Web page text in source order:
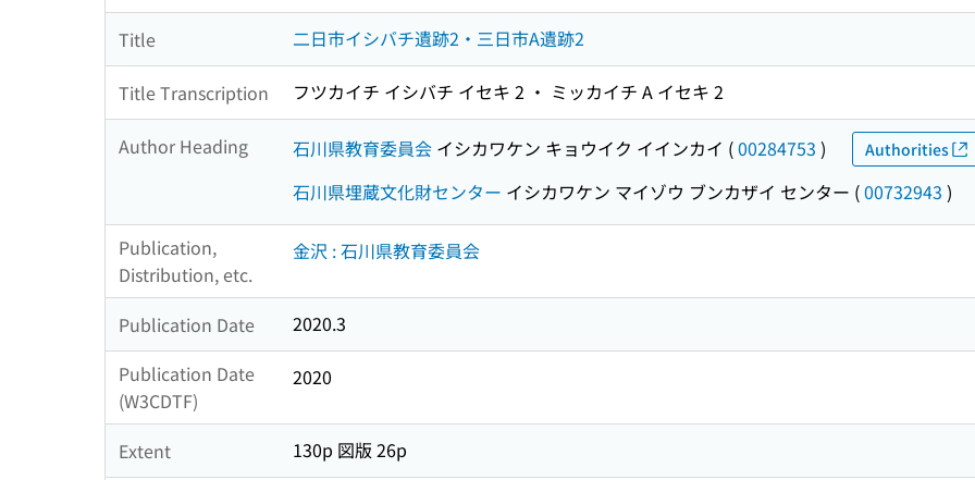
Title 二日市イシバチ遺跡2・三日市A遺跡2
Title Transcription フツカイチ イシバチ イセキ 2 ・ ミッカイチ A イセキ 2
Author Heading 石川県教育委員会 イシカワケン キョウイク イインカイ (00284753 ) Authorities
石川県埋蔵文化財センター イシカワケン マイゾウ ブンカザイ センター (00732943 )
Publication,
Distribution, etc.
金沢 : 石川県教育委員会
Publication Date
2020.3
Publication Date
(W3CDTF)
2020
Extent 130p 図版 26p